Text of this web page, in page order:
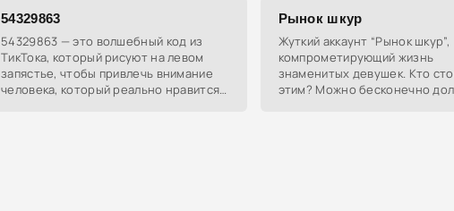
54329863
54329863 — это волшебный код из
ТикТока, который рисуют на левом
запястье, чтобы привлечь внимание
человека, который реально нравится.
Рынок шкур
Жуткий аккаунт “Рынок шкур”,
компрометирующий жизнь
знаменитых девушек. Кто
этим? Можно бесконечно